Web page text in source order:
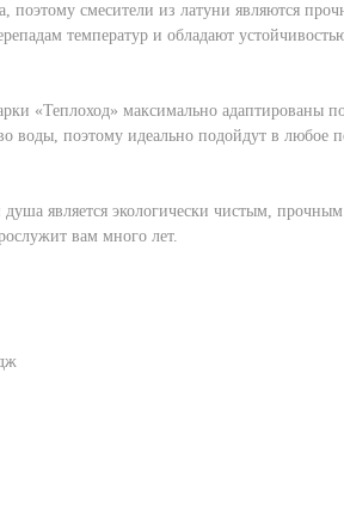
поэтому смесители из латуни являются
температур и обладают
«Теплоход» максимально адаптированы
воды, поэтому идеально подойдут в любое
является экологически чистым,
вам много лет.